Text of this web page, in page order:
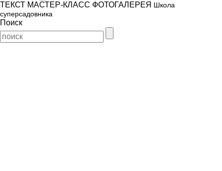
ТЕКСТ МАСТЕР-КЛАСС ФОТОГАЛЕРЕЯ Школа
суперсадовника
Поиск